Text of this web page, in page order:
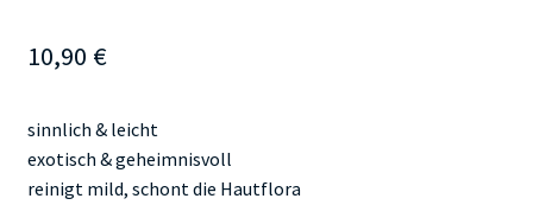
10,90 €
sinnlich & leicht
exotisch & geheimnisvoll
reinigt mild, schont die Hautflora